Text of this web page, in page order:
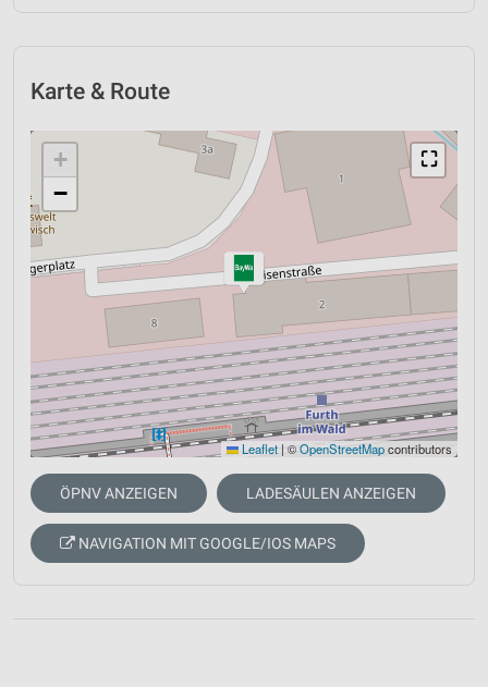
Karte & Route
⛶
+
−
Leaflet | ©OpenStreetMapcontributors
ÖPNV ANZEIGEN LADESÄULEN ANZEIGEN
NAVIGATION MIT GOOGLE/IOS MAPS